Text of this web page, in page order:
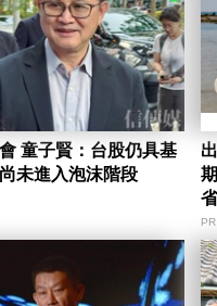
具基
未進入泡沫階段